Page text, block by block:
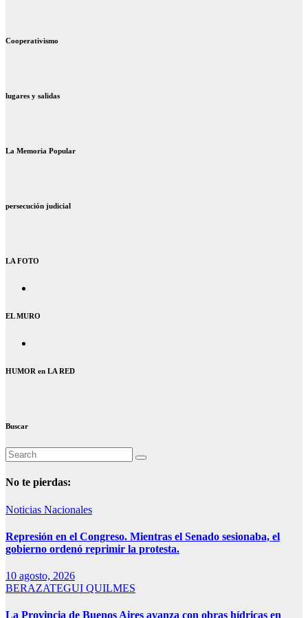
Cooperativismo
lugares y salidas
La Memoria Popular
persecución judicial
LA FOTO
EL MURO
HUMOR en LA RED
Buscar
No te pierdas:
Noticias Nacionales
Represión en el Congreso. Mientras el Senado sesionaba, el
gobierno ordenó reprimir la protesta.
10 agosto, 2026
BERAZATEGUI QUILMES
La Provincia de Buenos Aires avanza con obras hídricas en